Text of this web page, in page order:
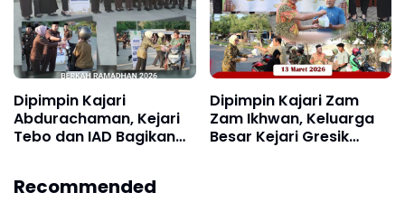
Dipimpin Kajari
Abdurachaman, Kejari
Tebo dan IAD Bagikan
Dipimpin Kajari Zam
Zam Ikhwan, Keluarga
Besar Kejari Gresik
Recommended